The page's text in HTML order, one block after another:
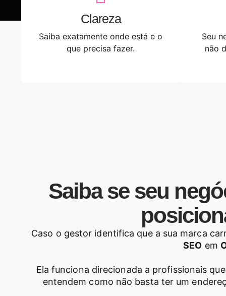
Clareza
Saiba exatamente onde está e o
que precisa fazer.
Seu
não
Saiba se seu
Caso o gestor identifica que a sua marca
SEO em
Ela funciona direcionada a profissionais
entendem como não basta ter um